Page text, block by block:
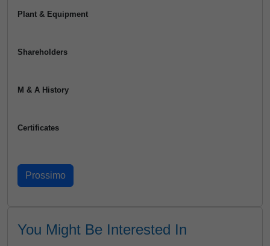
Plant & Equipment
Shareholders
M & A History
Certificates
You Might Be Interested In